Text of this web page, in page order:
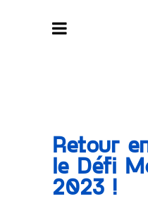
Retour
le Défi
2023 !